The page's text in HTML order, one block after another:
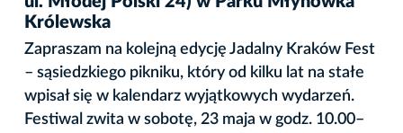
Królewska
Zapraszam na kolejną edycję Jadalny Kraków Fest
– sąsiedzkiego pikniku, który od kilku lat na stałe
wpisał się w kalendarz wyjątkowych wydarzeń.
Festiwal zwita w sobotę, 23 maja w godz. 10.00–